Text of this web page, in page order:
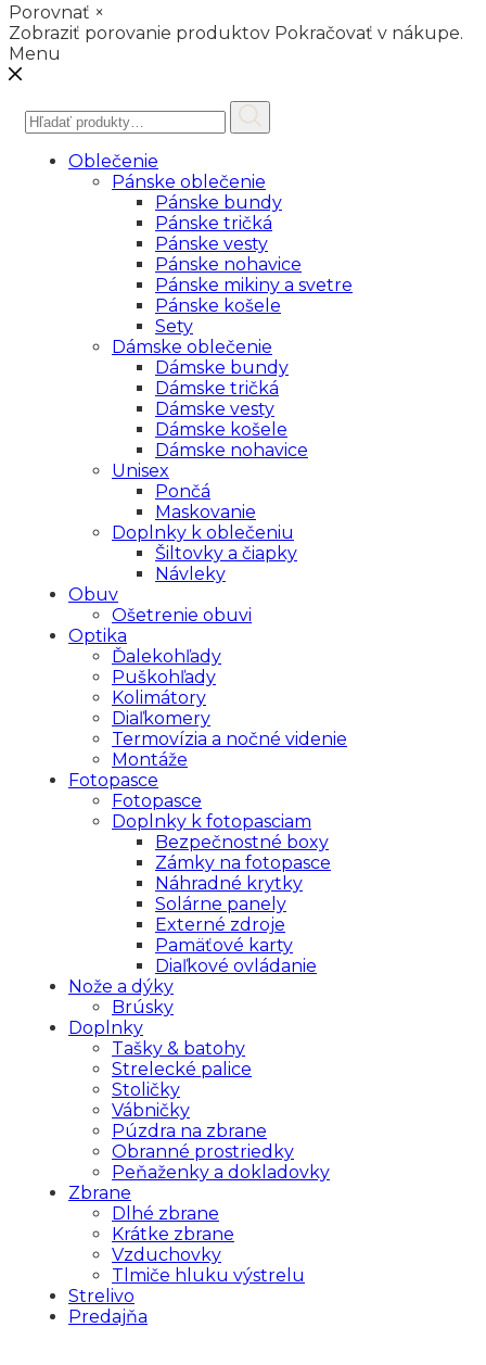
Porovnať ×
Zobraziť porovanie produktov Pokračovať v nákupe.
Menu
Hľadať:
Oblečenie
Pánske oblečenie
Pánske bundy
Pánske tričká
Pánske vesty
Pánske nohavice
Pánske mikiny a svetre
Pánske košele
Sety
Dámske oblečenie
Dámske bundy
Dámske tričká
Dámske vesty
Dámske košele
Dámske nohavice
Unisex
Pončá
Maskovanie
Doplnky k oblečeniu
Šiltovky a čiapky
Návleky
Obuv
Ošetrenie obuvi
Optika
Ďalekohľady
Puškohľady
Kolimátory
Diaľkomery
Termovízia a nočné videnie
Montáže
Fotopasce
Fotopasce
Doplnky k fotopasciam
Bezpečnostné boxy
Zámky na fotopasce
Náhradné krytky
Solárne panely
Externé zdroje
Pamäťové karty
Diaľkové ovládanie
Nože a dýky
Brúsky
Doplnky
Tašky & batohy
Strelecké palice
Stoličky
Vábničky
Púzdra na zbrane
Obranné prostriedky
Peňaženky a dokladovky
Zbrane
Dlhé zbrane
Krátke zbrane
Vzduchovky
Tlmiče hluku výstrelu
Strelivo
Predajňa